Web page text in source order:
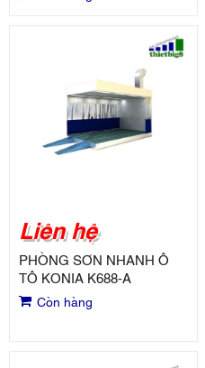
Liên hệ
PHÒNG SƠN NHANH Ô
TÔ KONIA K688-A
Còn hàng